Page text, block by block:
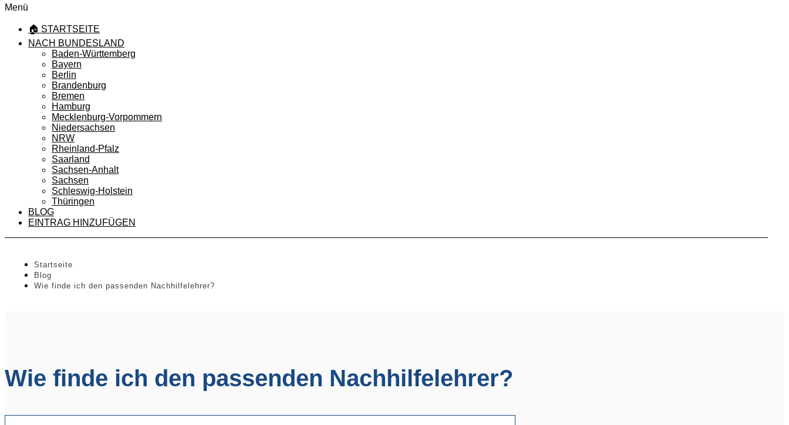
Menü
🏠 STARTSEITE
NACH BUNDESLAND
Baden-Württemberg
Bayern
Berlin
Brandenburg
Bremen
Hamburg
Mecklenburg-Vorpommern
Niedersachsen
NRW
Rheinland-Pfalz
Saarland
Sachsen-Anhalt
Sachsen
Schleswig-Holstein
Thüringen
BLOG
EINTRAG HINZUFÜGEN
Startseite
Blog
Wie finde ich den passenden Nachhilfelehrer?
Wie finde ich den passenden Nachhilfelehrer?